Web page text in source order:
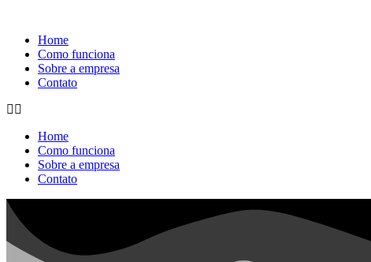
Home
Como funciona
Sobre a empresa
Contato
Home
Como funciona
Sobre a empresa
Contato